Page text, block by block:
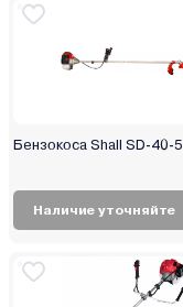
Бензокоса Shall SD-40-5
Наличие уточняйте